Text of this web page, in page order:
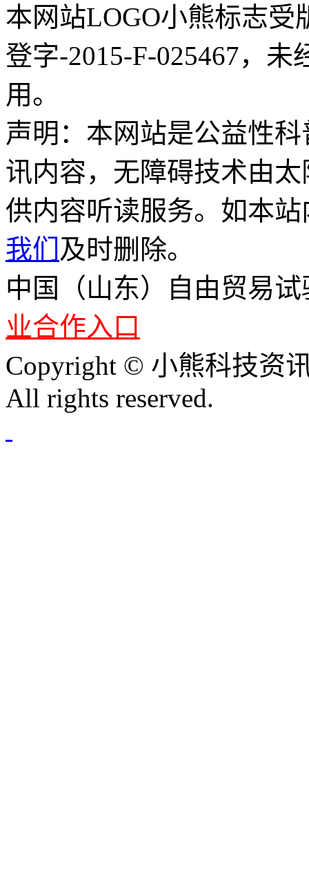
本网站LOGO小熊标志
登字-2015-F-025467，
用。
声明：本网站是公益性
讯内容，无障碍技术由
供内容听读服务。如本
我们 及时删除。
中国（山东）自由贸易
业合作入口
Copyright © 小熊科技资
All rights reserved.